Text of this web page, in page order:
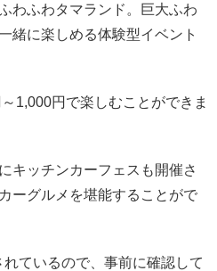
わふわタマランド。巨大ふわ
緒に楽しめる体験型イベント
1,000円で楽しむことができま
キッチンカーフェスも開催さ
ーグルメを堪能することがで
ているので、事前に確認して